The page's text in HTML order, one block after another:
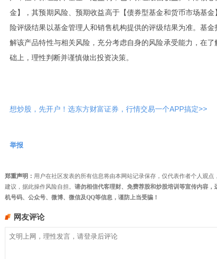
金】，其预期风险、预期收益高于【债券型基金和货币市场基
险评级结果以基金管理人和销售机构提供的评级结果为准。基
解该产品特性与相关风险，充分考虑自身的风险承受能力，在
础上，理性判断并谨慎做出投资决策。
想炒股，先开户！选东方财富证券，行情交易一个APP搞定>>
举报
郑重声明： 用户在社区发表的所有信息将由本网站记录保存，仅代表作者个人观
建议，据此操作风险自担。 请勿相信代客理财、免费荐股和炒股培训等宣传内容
机号码、公众号、微博、微信及QQ等信息，谨防上当受骗！
网友评论